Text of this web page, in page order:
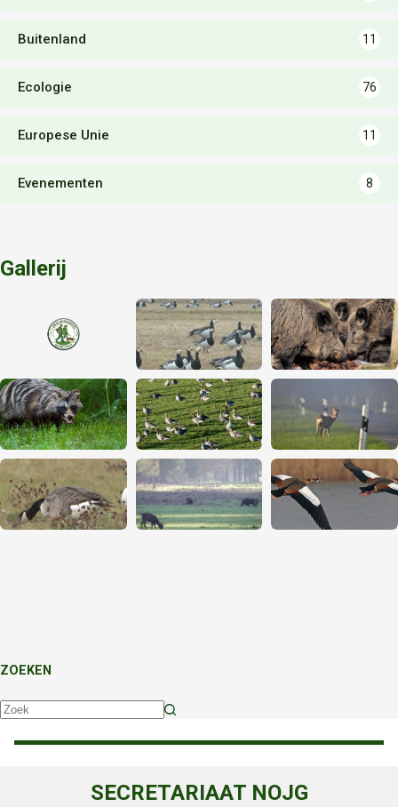
Buitenland 11
Ecologie 76
Europese Unie 11
Evenementen 8
Gallerij
ZOEKEN
SECRETARIAAT NOJG